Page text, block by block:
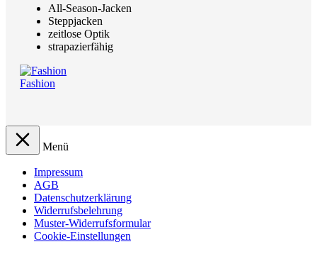
All-Season-Jacken
Steppjacken
zeitlose Optik
strapazierfähig
Fashion
Menü
Impressum
AGB
Datenschutzerklärung
Widerrufsbelehrung
Muster-Widerrufsformular
Cookie-Einstellungen